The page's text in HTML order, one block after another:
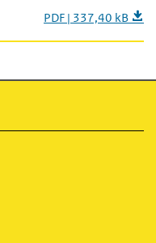
PDF | 337,40 kB